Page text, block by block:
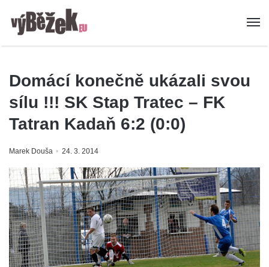
Domácí konečně ukázali svou
sílu !!! SK Stap Tratec – FK
Tatran Kadaň 6:2 (0:0)
Marek Douša 24. 3. 2014